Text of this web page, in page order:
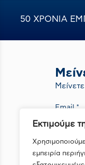
Εκτιμούμε
εμπειρία
50 ΧΡΟΝΙΑ